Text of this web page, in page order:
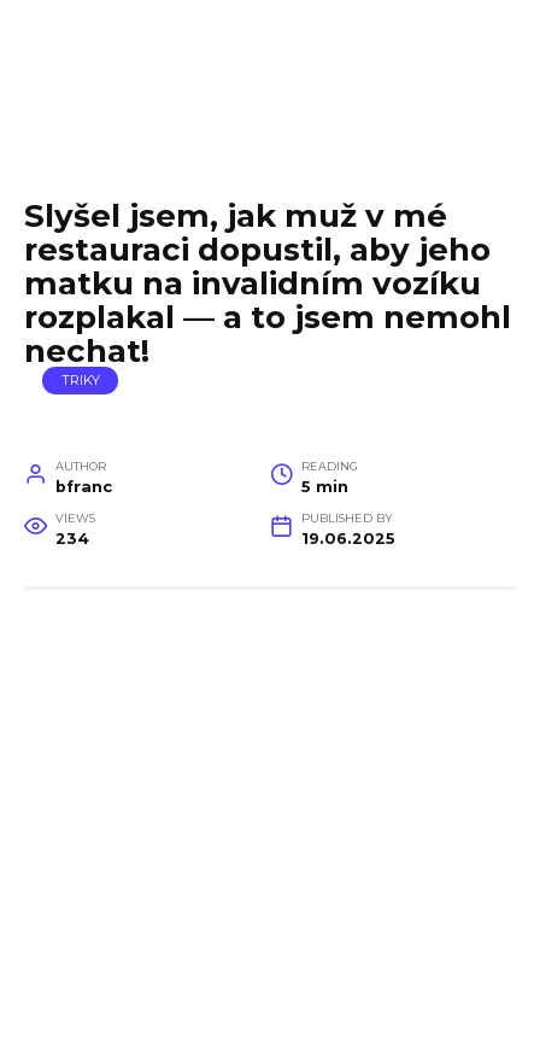
Slyšel jsem, jak muž v mé
restauraci dopustil, aby jeho
matku na invalidním vozíku
rozplakal — a to jsem nemohl
nechat!
TRIKY
AUTHOR
bfranc
READING
5 min
VIEWS
234
PUBLISHED BY
19.06.2025